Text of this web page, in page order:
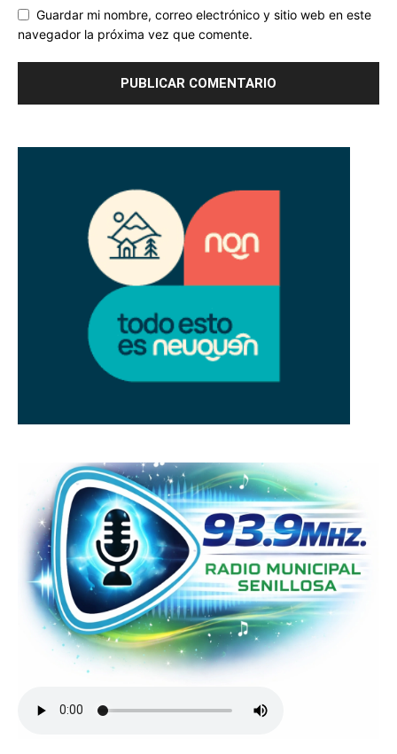
Guardar mi nombre, correo electrónico y sitio web en este
navegador la próxima vez que comente.